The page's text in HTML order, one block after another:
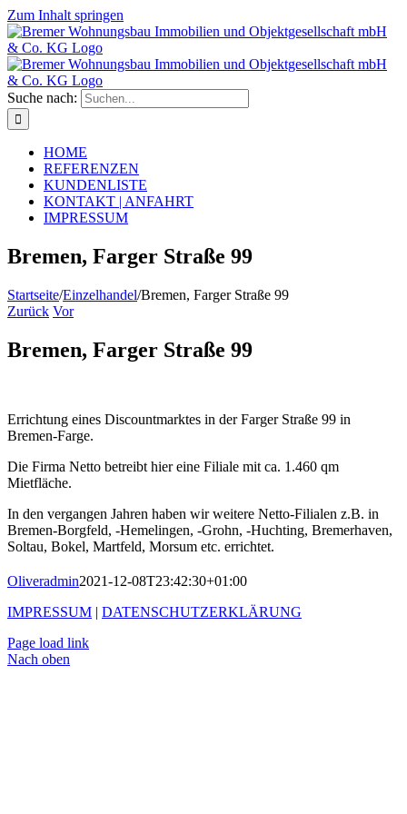
Zum Inhalt springen
Suche nach:
HOME
REFERENZEN
KUNDENLISTE
KONTAKT | ANFAHRT
IMPRESSUM
Bremen, Farger Straße 99
Startseite/Einzelhandel/Bremen, Farger Straße 99
Zurück Vor
Bremen, Farger Straße 99
Errichtung eines Discountmarktes in der Farger Straße 99 in
Bremen-Farge.
Die Firma Netto betreibt hier eine Filiale mit ca. 1.460 qm
Mietfläche.
In den vergangen Jahren haben wir weitere Netto-Filialen z.B. in
Bremen-Borgfeld, -Hemelingen, -Grohn, -Huchting, Bremerhaven,
Soltau, Bokel, Martfeld, Morsum etc. errichtet.
Oliveradmin2021-12-08T23:42:30+01:00
IMPRESSUM | DATENSCHUTZERKLÄRUNG
Page load link
Nach oben